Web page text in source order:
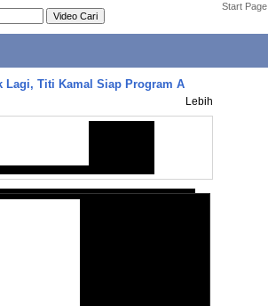
Start Page
Lagi, Titi Kamal Siap Program A
Lebih